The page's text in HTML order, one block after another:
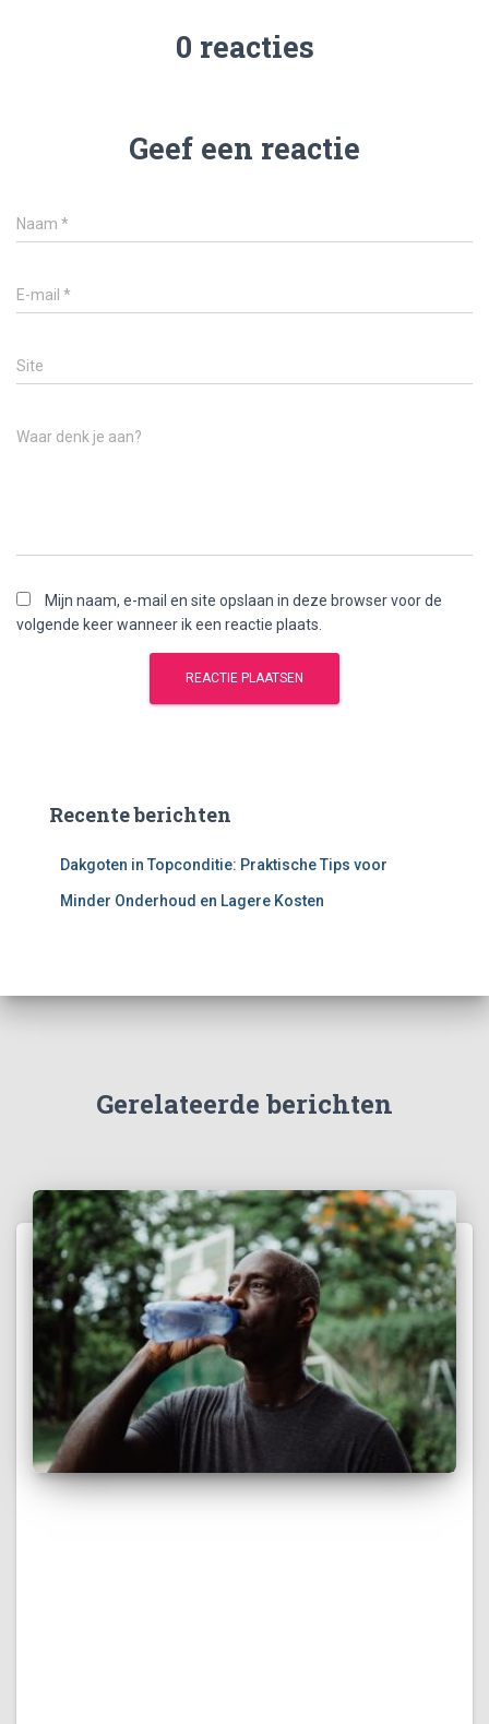
0 reacties
Geef een reactie
Naam *
E-mail *
Site
Waar denk je aan?
Mijn naam, e-mail en site opslaan in deze browser voor de
volgende keer wanneer ik een reactie plaats.
Recente berichten
Dakgoten in Topconditie: Praktische Tips voor
Minder Onderhoud en Lagere Kosten
Gerelateerde berichten